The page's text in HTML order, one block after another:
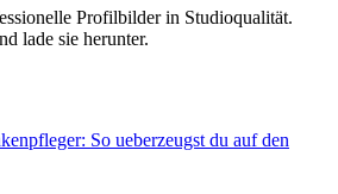
Profilbilder in Studioqualität.
lade sie herunter.